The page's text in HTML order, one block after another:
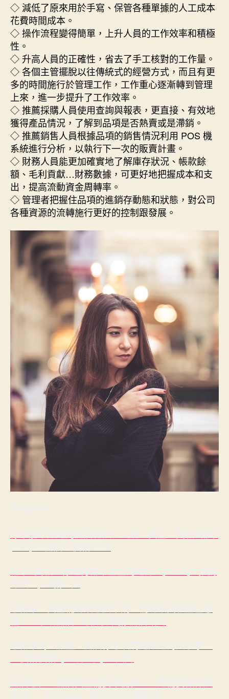
◇ 減低了原來用於手寫、保管各種單據的人工成本
花費時間成本。
◇ 操作流程變得簡單，上升人員的工作效率和積極
性。
◇ 升高人員的正確性，省去了手工核對的工作量。
◇ 各個主管擺脫以往傳統式的經營方式，而且有更
多的時間施行於管理工作，工作重心逐漸轉到管理
上來，進一步提升了工作效率。
◇ 推薦採購人員使用查詢與報表，更直接、有效地
獲得產品情況，了解到品項是否熱賣或是滯銷。
◇ 推薦銷售人員根據品項的銷售情況利用 POS 機
系統進行分析，以執行下一次的販賣計畫。
◇ 財務人員能更加確實地了解庫存狀況、帳款餘
額、毛利貢獻…財務數據，可更好地把握成本和支
出，提高流動資金周轉率。
◇ 管理者把握住品項的進銷存動態和狀態，對公司
各種資源的流轉施行更好的控制跟發展。